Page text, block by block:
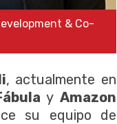
& Co-
, actualmente en
yAmazon
su equipo de